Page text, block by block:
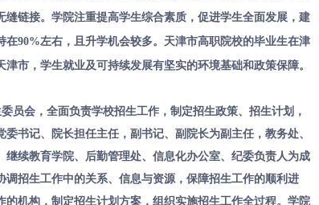
链接。 学院注重提高学生综合素质，促进学生全面发展，建
在90%左右，且升学机会较多。天津市高职院校的毕业生在津
市，学生就业及可持续发展有坚实的环境基础和政策保障。
员会，全面负责学校招生工作，制定招生政策、招生计划，
书记、院长担任主任，副书记、副院长为副主任，教务处、
续教育学院、后勤管理处、信息化办公室、纪委负责人为成
调招生工作中的关系、信息与资源，保障招生工作的顺利进
机构，制定招生计划方案，组织实施招生工作全过程。学院